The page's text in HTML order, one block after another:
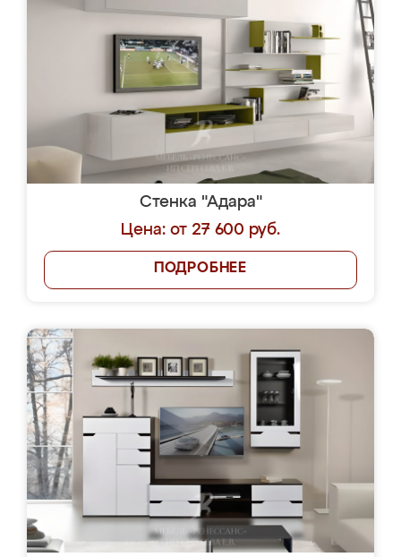
Стенка "Адара"
Цена: от 27 600 руб.
ПОДРОБНЕЕ